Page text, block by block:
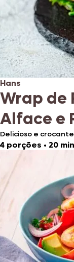
Hans
Wrap de
Alface e
Delicioso e
4 porções • 20